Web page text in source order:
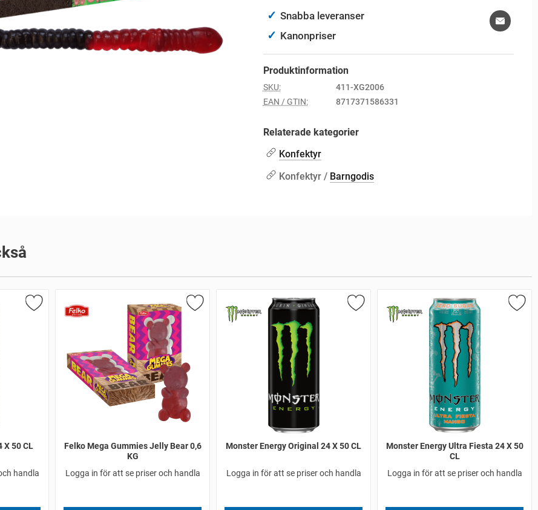
✓ Snabba leveranser
✓ Kanonpriser
Produktinformation
SKU:
411-XG2006
EAN / GTIN:
8717371586331
Relaterade kategorier
Konfektyr
Konfektyr / Barngodis
X 50 CL
handla
Felko Mega Gummies Jelly Bear 0,6
KG
Logga in för att se priser och handla
Monster Energy Original 24 X 50 CL
Logga in för att se priser och handla
Monster Energy Ultra Fiesta 24 X 50
CL
Logga in för att se priser och handla